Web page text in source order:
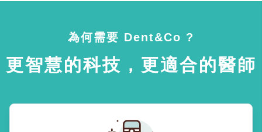
為何需要 Dent&Co ?
更智慧的科技，更適合的醫師